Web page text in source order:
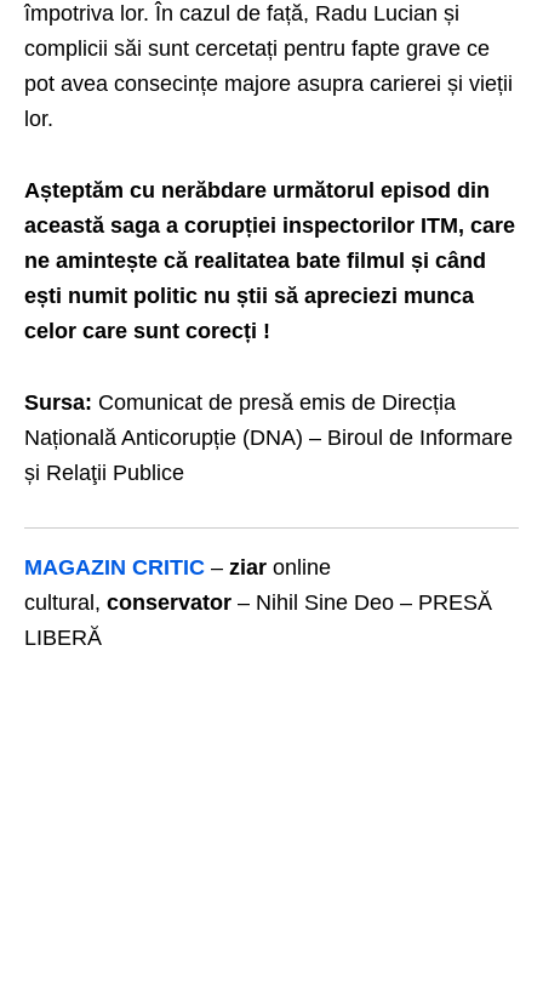
împotriva lor. În cazul de față, Radu Lucian și
complicii săi sunt cercetați pentru fapte grave ce
pot avea consecințe majore asupra carierei și vieții
lor.
Așteptăm cu nerăbdare următorul episod din
această saga a corupției inspectorilor ITM, care
ne amintește că realitatea bate filmul și când
ești numit politic nu știi să apreciezi munca
celor care sunt corecți !
Sursa: Comunicat de presă emis de Direcția
Națională Anticorupție (DNA) – Biroul de Informare
și Relaţii Publice
MAGAZIN CRITIC – ziar online
cultural, conservator – Nihil Sine Deo – PRESĂ
LIBERĂ